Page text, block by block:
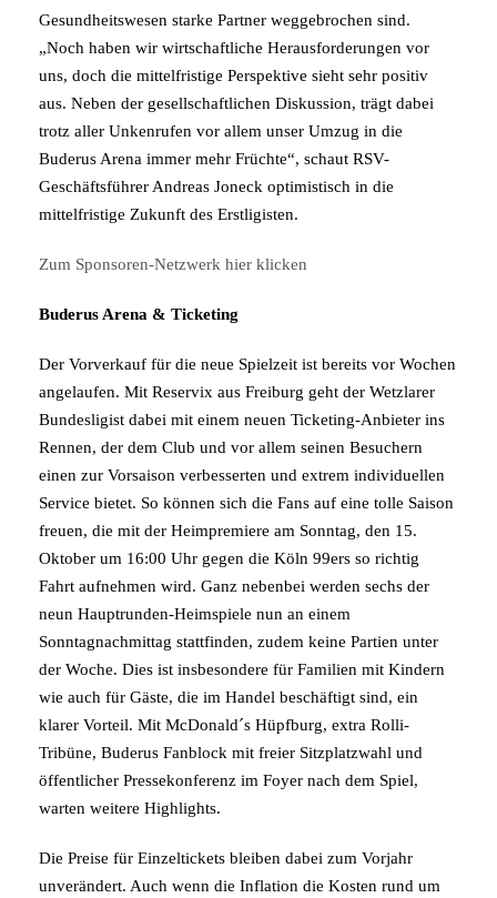
Gesundheitswesen starke Partner weggebrochen sind.
„Noch haben wir wirtschaftliche Herausforderungen vor
uns, doch die mittelfristige Perspektive sieht sehr positiv
aus. Neben der gesellschaftlichen Diskussion, trägt dabei
trotz aller Unkenrufen vor allem unser Umzug in die
Buderus Arena immer mehr Früchte“, schaut RSV-
Geschäftsführer Andreas Joneck optimistisch in die
mittelfristige Zukunft des Erstligisten.
Zum Sponsoren-Netzwerk hier klicken
Buderus Arena & Ticketing
Der Vorverkauf für die neue Spielzeit ist bereits vor Wochen
angelaufen. Mit Reservix aus Freiburg geht der Wetzlarer
Bundesligist dabei mit einem neuen Ticketing-Anbieter ins
Rennen, der dem Club und vor allem seinen Besuchern
einen zur Vorsaison verbesserten und extrem individuellen
Service bietet. So können sich die Fans auf eine tolle Saison
freuen, die mit der Heimpremiere am Sonntag, den 15.
Oktober um 16:00 Uhr gegen die Köln 99ers so richtig
Fahrt aufnehmen wird. Ganz nebenbei werden sechs der
neun Hauptrunden-Heimspiele nun an einem
Sonntagnachmittag stattfinden, zudem keine Partien unter
der Woche. Dies ist insbesondere für Familien mit Kindern
wie auch für Gäste, die im Handel beschäftigt sind, ein
klarer Vorteil. Mit McDonald´s Hüpfburg, extra Rolli-
Tribüne, Buderus Fanblock mit freier Sitzplatzwahl und
öffentlicher Pressekonferenz im Foyer nach dem Spiel,
warten weitere Highlights.
Die Preise für Einzeltickets bleiben dabei zum Vorjahr
unverändert. Auch wenn die Inflation die Kosten rund um